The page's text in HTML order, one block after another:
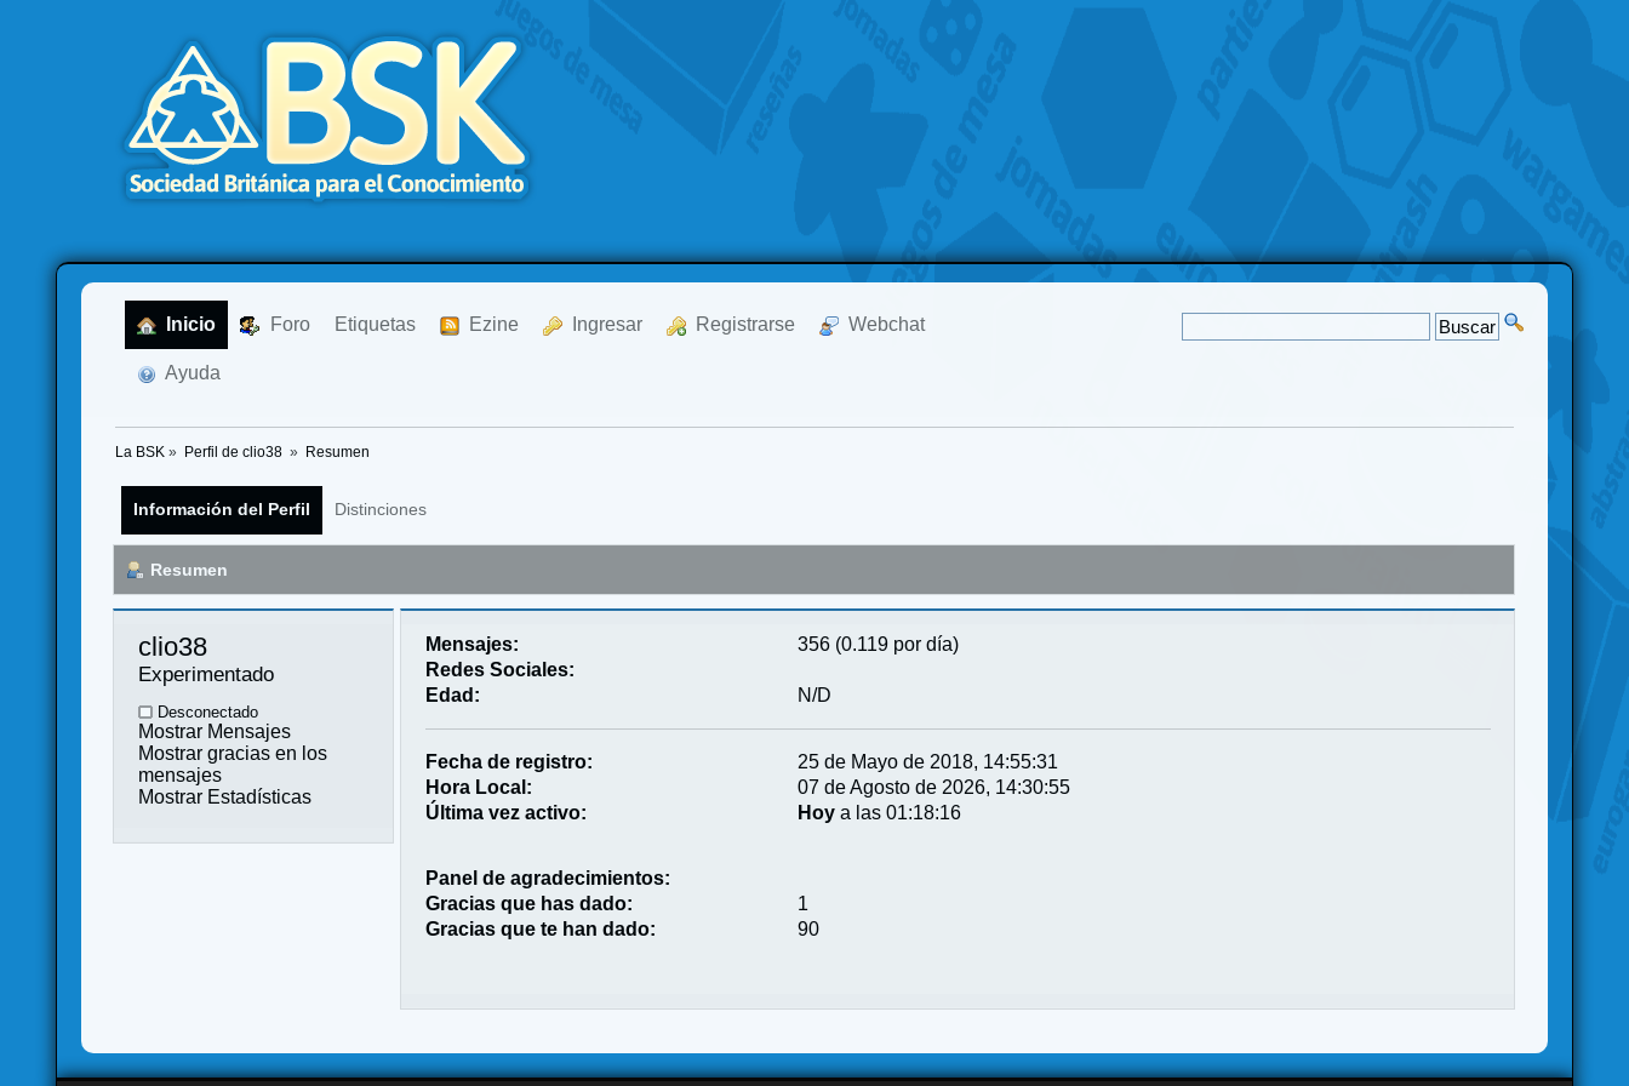
Inicio Foro Etiquetas Ezine Ingresar Registrarse Webchat
Ayuda
La BSK » Perfil de clio38 » Resumen
Información del Perfil Distinciones
Resumen
clio38
Experimentado
Desconectado
Mostrar Mensajes
Mostrar gracias en los
mensajes
Mostrar Estadísticas
Mensajes:
356 (0.119 por día)
Redes Sociales:
Edad:
N/D
Fecha de registro:
25 de Mayo de 2018, 14:55:31
Hora Local:
07 de Agosto de 2026, 14:30:55
Última vez activo:
Hoy a las 01:18:16
Panel de agradecimientos:
Gracias que has dado:
1
Gracias que te han dado:
90